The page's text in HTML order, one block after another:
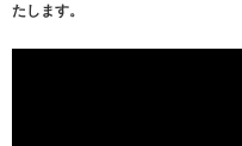
たします。